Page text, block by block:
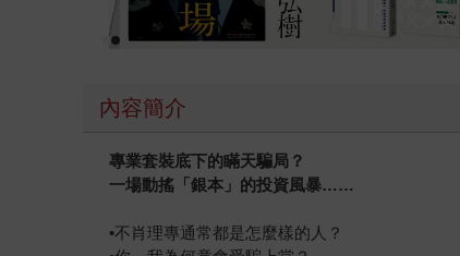
內容簡介
專業套裝底下的瞞天騙局？
一場動搖「銀本」的投資風暴……
•不肖理專通常都是怎麼樣的人？